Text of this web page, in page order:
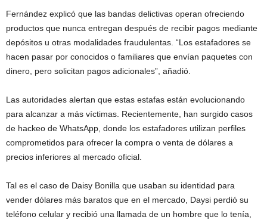
Fernández explicó que las bandas delictivas operan ofreciendo
productos que nunca entregan después de recibir pagos mediante
depósitos u otras modalidades fraudulentas. “Los estafadores se
hacen pasar por conocidos o familiares que envían paquetes con
dinero, pero solicitan pagos adicionales”, añadió.
Las autoridades alertan que estas estafas están evolucionando
para alcanzar a más víctimas. Recientemente, han surgido casos
de hackeo de WhatsApp, donde los estafadores utilizan perfiles
comprometidos para ofrecer la compra o venta de dólares a
precios inferiores al mercado oficial.
Tal es el caso de Daisy Bonilla que usaban su identidad para
vender dólares más baratos que en el mercado, Daysi perdió su
teléfono celular y recibió una llamada de un hombre que lo tenía,